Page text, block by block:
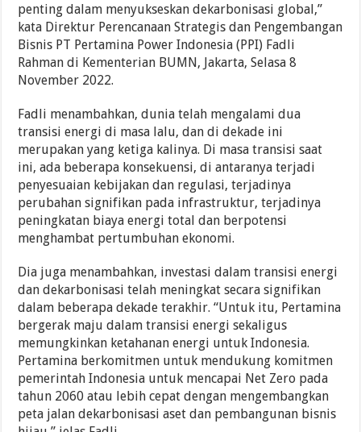
penting dalam menyukseskan dekarbonisasi global,”
kata Direktur Perencanaan Strategis dan Pengembangan
Bisnis PT Pertamina Power Indonesia (PPI) Fadli
Rahman di Kementerian BUMN, Jakarta, Selasa 8
November 2022.
Fadli menambahkan, dunia telah mengalami dua
transisi energi di masa lalu, dan di dekade ini
merupakan yang ketiga kalinya. Di masa transisi saat
ini, ada beberapa konsekuensi, di antaranya terjadi
penyesuaian kebijakan dan regulasi, terjadinya
perubahan signifikan pada infrastruktur, terjadinya
peningkatan biaya energi total dan berpotensi
menghambat pertumbuhan ekonomi.
Dia juga menambahkan, investasi dalam transisi energi
dan dekarbonisasi telah meningkat secara signifikan
dalam beberapa dekade terakhir. “Untuk itu, Pertamina
bergerak maju dalam transisi energi sekaligus
memungkinkan ketahanan energi untuk Indonesia.
Pertamina berkomitmen untuk mendukung komitmen
pemerintah Indonesia untuk mencapai Net Zero pada
tahun 2060 atau lebih cepat dengan mengembangkan
peta jalan dekarbonisasi aset dan pembangunan bisnis